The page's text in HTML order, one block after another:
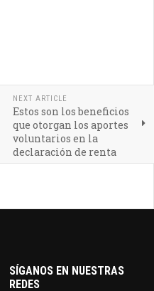
NEXT ARTICLE
Estos son los beneficios
que otorgan los aportes
voluntarios en la
declaración de renta
SÍGANOS EN NUESTRAS
REDES